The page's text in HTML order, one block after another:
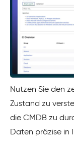
Nutzen Sie den
Zustand zu
die CMDB zu
Daten präzise in